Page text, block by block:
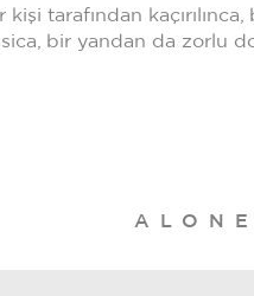
kişi tarafından
bir yandan da zorlu